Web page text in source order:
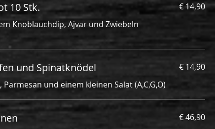
10 Stk.
Knoblauchdip, Ajvar und Zwiebeln
€ 14,90
und Spinatknödel
und einem kleinen Salat (A,C,G,O)
€ 14,90
€ 46,90